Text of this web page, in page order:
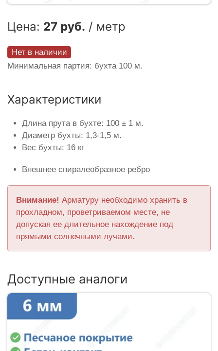
Цена: 27 руб. / метр
Нет в наличии
Минимальная партия: бухта 100 м.
Характеристики
Длина прута в бухте: 100 ± 1 м.
Диаметр бухты: 1,3-1,5 м.
Вес бухты: 16 кг
Внешнее спиралеобразное ребро
Внимание! Арматуру необходимо хранить в
прохладном, проветриваемом месте, не
допуская ее длительное нахождение под
прямыми солнечными лучами.
Доступные аналоги